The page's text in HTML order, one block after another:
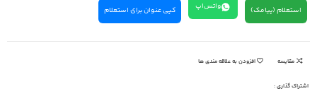
استعلام (پیامک) واتس‌اپ کپی عنوان برای استعلام
مقایسه افزودن به علاقه مندی ها
اشتراک گذاری :